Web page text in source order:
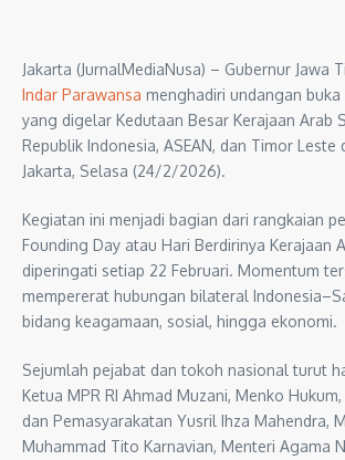
Jakarta (JurnalMediaNusa) – Gubernur Jawa
Indar Parawansa menghadiri undangan buka
yang digelar Kedutaan Besar Kerajaan Arab
Republik Indonesia, ASEAN, dan Timor Leste
Jakarta, Selasa (24/2/2026).
Kegiatan ini menjadi bagian dari rangkaian
Founding Day atau Hari Berdirinya Kerajaan
diperingati setiap 22 Februari. Momentum
mempererat hubungan bilateral
bidang keagamaan, sosial, hingga ekonomi.
Sejumlah pejabat dan tokoh nasional turut
Ketua MPR RI Ahmad Muzani, Menko
dan Pemasyarakatan Yusril Ihza Mahendra,
Muhammad Tito Karnavian, Menteri Agama